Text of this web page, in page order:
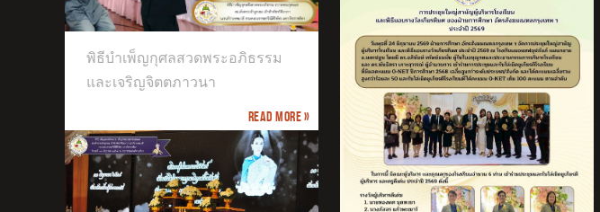
พิธีบำเพ็ญกุศลสวดพระอภิธรรม
และเจริญจิตตภาวนา
Read more »
Thailand STEP-UP Kids Golf Tournament 2026